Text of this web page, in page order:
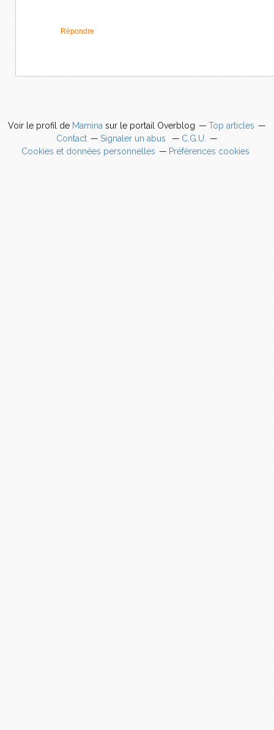
Répondre
Voir le profil de Mamina sur le portail Overblog
Top articles
Contact
Signaler un abus
C.G.U.
Cookies et données personnelles
Préférences cookies